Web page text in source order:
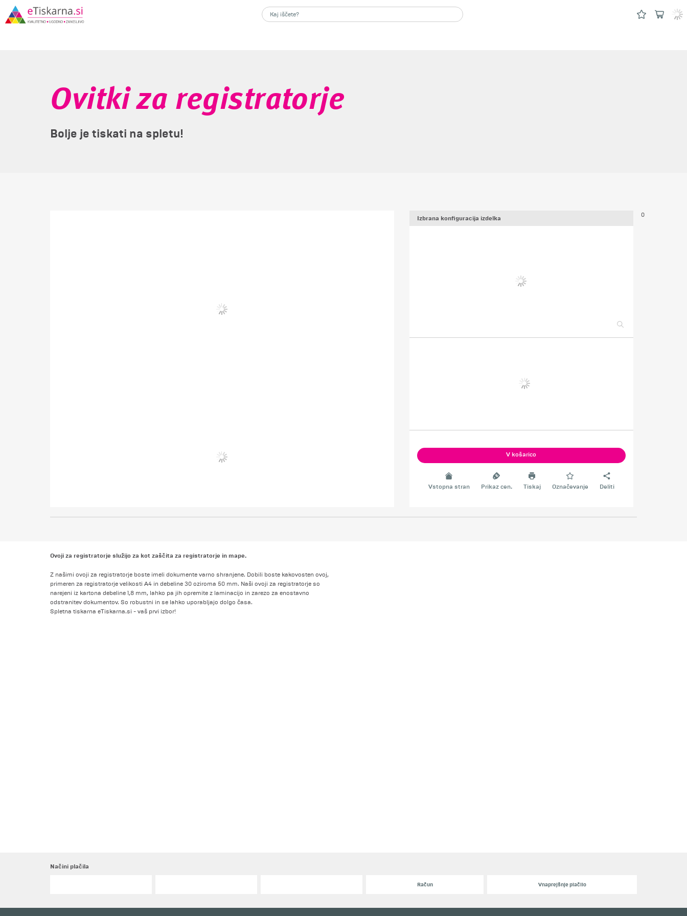
Ovitki za registratorje
Bolje je tiskati na spletu!
Izbrana konfiguracija izdelka
V košarico
Vstopna stran Prikaz cen. Tiskaj Označevanje Deliti
0
Ovoji za registratorje služijo za kot zaščita za registratorje in mape.
Z našimi ovoji za registratorje boste imeli dokumente varno shranjene. Dobili boste kakovosten ovoj,
primeren za registratorje velikosti A4 in debeline 30 oziroma 50 mm. Naši ovoji za registratorje so
narejeni iz kartona debeline 1,8 mm, lahko pa jih opremite z laminacijo in zarezo za enostavno
odstranitev dokumentov. So robustni in se lahko uporabljajo dolgo časa.
Spletna tiskarna eTiskarna.si - vaš prvi izbor!
Načini plačila
Račun Vnaprejšnje plačilo